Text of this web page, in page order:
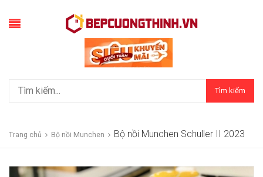
Tìm kiếm
Trang chủ Bộ nồi Munchen Bộ nồi Munchen Schuller II 2023